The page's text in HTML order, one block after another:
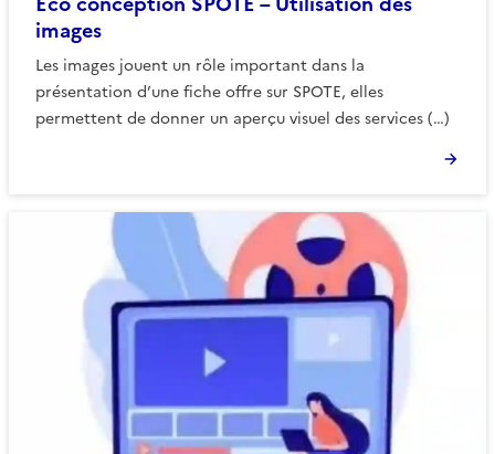
images
Les images jouent un rôle important dans la
présentation d’une fiche offre sur SPOTE, elles
permettent de donner un aperçu visuel des services (…)